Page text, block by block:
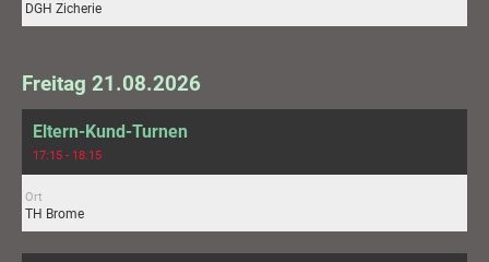
DGH Zicherie
Freitag 21.08.2026
Eltern-Kund-Turnen
17:15 - 18:15
Ort
TH Brome